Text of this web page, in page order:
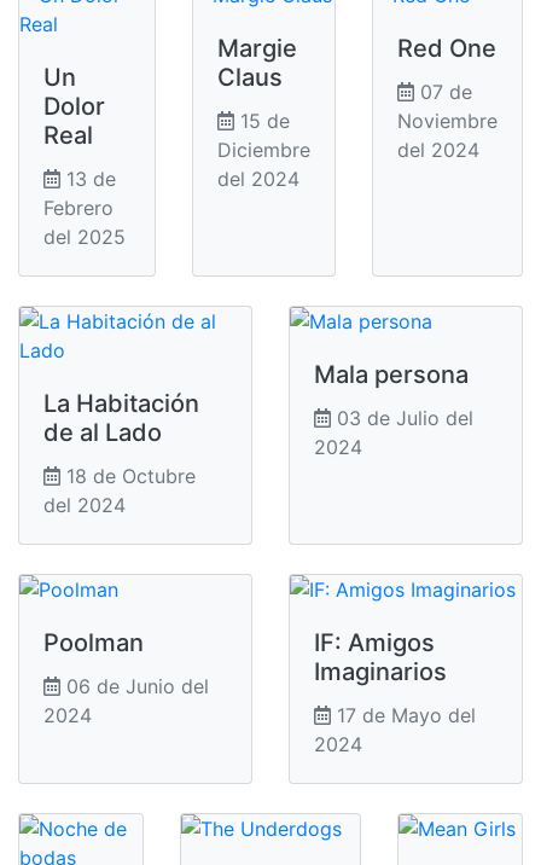
Un
Dolor
Real
13 de
Febrero
del 2025
Margie
Claus
15 de
Diciembre
del 2024
Red One
07 de
Noviembre
del 2024
La Habitación
de al Lado
18 de Octubre
del 2024
Mala persona
03 de Julio del
2024
Poolman
06 de Junio del
2024
IF: Amigos
Imaginarios
17 de Mayo del
2024